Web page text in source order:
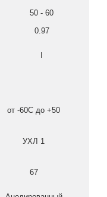
50 - 60
0.97
от -60C до +50
УХЛ 1
67